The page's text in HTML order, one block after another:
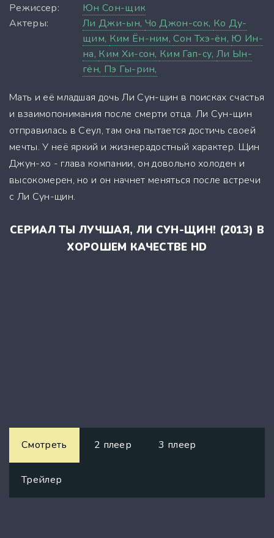
Режиссер:
Юн Сон-щик
Актеры:
Ли Джи-ын, Чо Джон-сок, Ко Ду-
щим, Ким Ён-ним,Сон Тхэ-ён, Ю Ин-
на, Ким Хи-сон, Ким Гап-су, Ли Ын-
гён, Пэ Гы-рин,
Мать и её младшая дочь Ли Сун-щин в поисках счастья
и взаимопонимания после смерти отца. Ли Сун-щин
отправилась в Сеул, там она пытается достичь своей
мечты. У неё яркий и жизнерадостный характер. Щин
Джун-хо - глава компании, он довольно холоден и
высокомерен, но и он начнет меняться после встречи
с Ли Сун-щин.
СЕРИАЛ ТЫ ЛУЧШАЯ, ЛИ СУН-ЩИН! (2013) В
ХОРОШЕМ КАЧЕСТВЕ HD
Смотреть 2 плеер 3 плеер
Трейлер